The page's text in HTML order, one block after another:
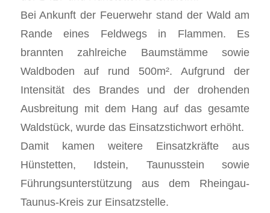
Bei Ankunft der Feuerwehr stand der Wald am
Rande eines Feldwegs in Flammen. Es
brannten zahlreiche Baumstämme sowie
Waldboden auf rund 500m². Aufgrund der
Intensität des Brandes und der drohenden
Ausbreitung mit dem Hang auf das gesamte
Waldstück, wurde das Einsatzstichwort erhöht.
Damit kamen weitere Einsatzkräfte aus
Hünstetten, Idstein, Taunusstein sowie
Führungsunterstützung aus dem Rheingau-
Taunus-Kreis zur Einsatzstelle.